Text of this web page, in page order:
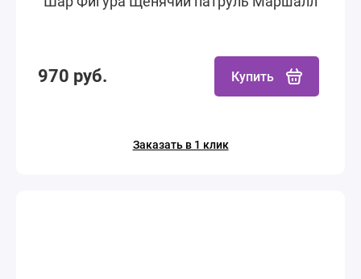
970 руб. Купить
Заказать в 1 клик